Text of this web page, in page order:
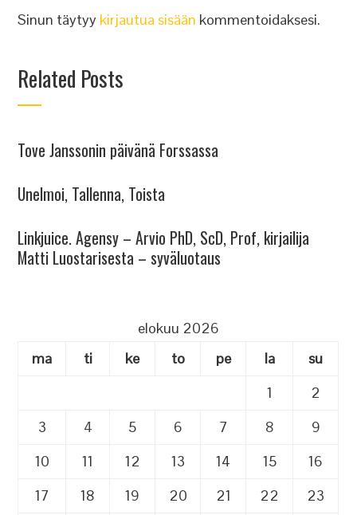
Sinun täytyy kirjautua sisään kommentoidaksesi.
Related Posts
Tove Janssonin päivänä Forssassa
Unelmoi, Tallenna, Toista
Linkjuice. Agensy – Arvio PhD, ScD, Prof, kirjailija
Matti Luostarisesta – syväluotaus
elokuu 2026
ma
ti ke to pe la
su
1
2
3
4 5 6 7 8
9
10
11 12 13 14 15
16
17
18 19 20 21 22
23